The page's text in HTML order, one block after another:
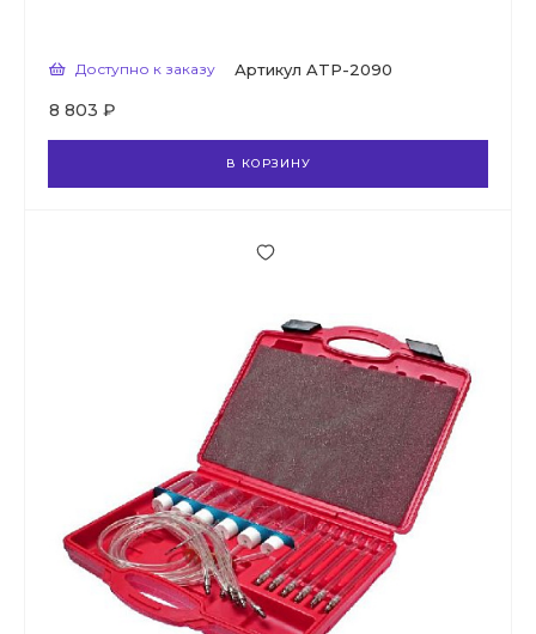
Доступно к заказу Артикул ATP-2090
8 803 ₽
В КОРЗИНУ